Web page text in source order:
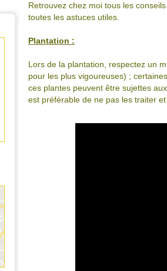
Retrouvez chez moi tous les
toutes les astuces utiles.
Plantation :
Lors de la plantation, respectez un
pour les plus vigoureuses) ;
ces plantes peuvent être sujettes
est préférable de ne pas les traiter